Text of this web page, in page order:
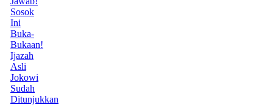
Sosok
Ini
Buka-
Bukaan!
Ijazah
Asli
Jokowi
Sudah
Ditunjukkan